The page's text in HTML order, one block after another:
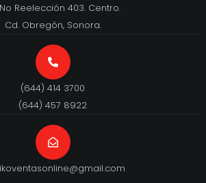
Reelección 403. Centro.
Cd. Obregón, Sonora.
(644) 414 3700
(644) 457 8922